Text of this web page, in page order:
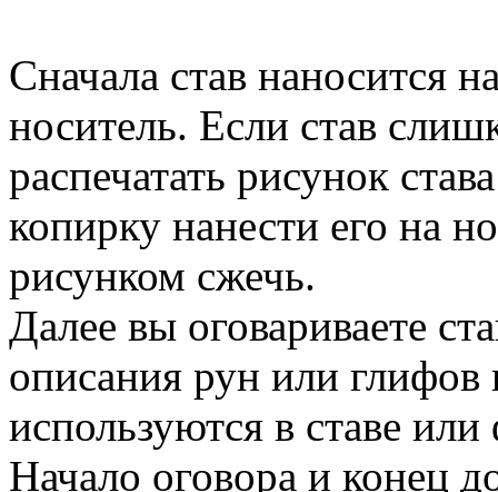
Сначала став наносится
носитель. Если став
распечатать рисунок
копирку нанести его на
рисунком сжечь.
Далее вы оговариваете
описания рун или глифов
используются в ставе
Начало оговора и конец